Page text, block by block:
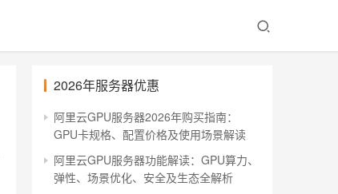
2026年服务器优惠
阿里云GPU服务器2026年购买指南：
GPU卡规格、配置价格及使用场景解读
阿里云GPU服务器功能解读：GPU算力、
弹性、场景优化、安全及生态全解析